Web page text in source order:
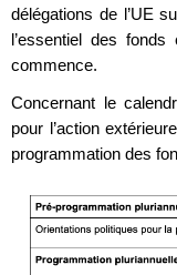
délégations de l’UE
l’essentiel des
commence.
Concernant le
pour l’action
programmation des